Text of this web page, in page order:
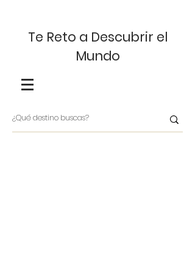
Te Reto a Descubrir el
Mundo